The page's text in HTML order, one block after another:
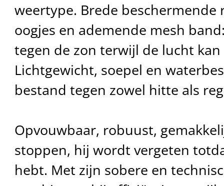
weertype. Brede beschermende
oogjes en ademende mesh
tegen de zon terwijl de lucht
Lichtgewicht, soepel en
bestand tegen zowel hitte als
Opvouwbaar, robuust,
stoppen, hij wordt vergeten
hebt. Met zijn sobere en